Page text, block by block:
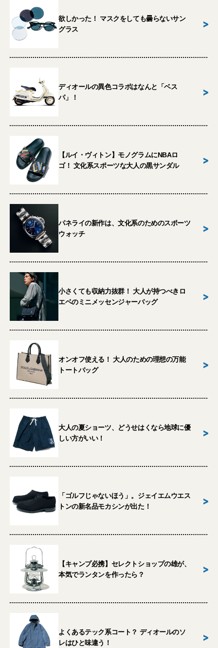
欲しかった！ マスクをしても曇らないサン
グラス
>
ディオールの異色コラボはなんと「ベス
パ」！
>
【ルイ・ヴィトン】モノグラムにNBAロ
ゴ！ 文化系スポーツな大人の黒サンダル
>
パネライの新作は、文化系のためのスポーツ
ウォッチ
>
小さくても収納力抜群！ 大人が持つべきロ
エベのミニメッセンジャーバッグ
>
オンオフ使える！ 大人のための理想の万能
トートバッグ
>
大人の夏ショーツ、どうせはくなら地球に優
しい方がいい！
>
「ゴルフじゃないほう」。ジェイエムウエス
トンの新名品モカシンが出た！
>
【キャンプ必携】セレクトショップの雄が、
本気でランタンを作ったら？
>
よくあるテック系コート？ ディオールのソ
レはひと味違う！
>